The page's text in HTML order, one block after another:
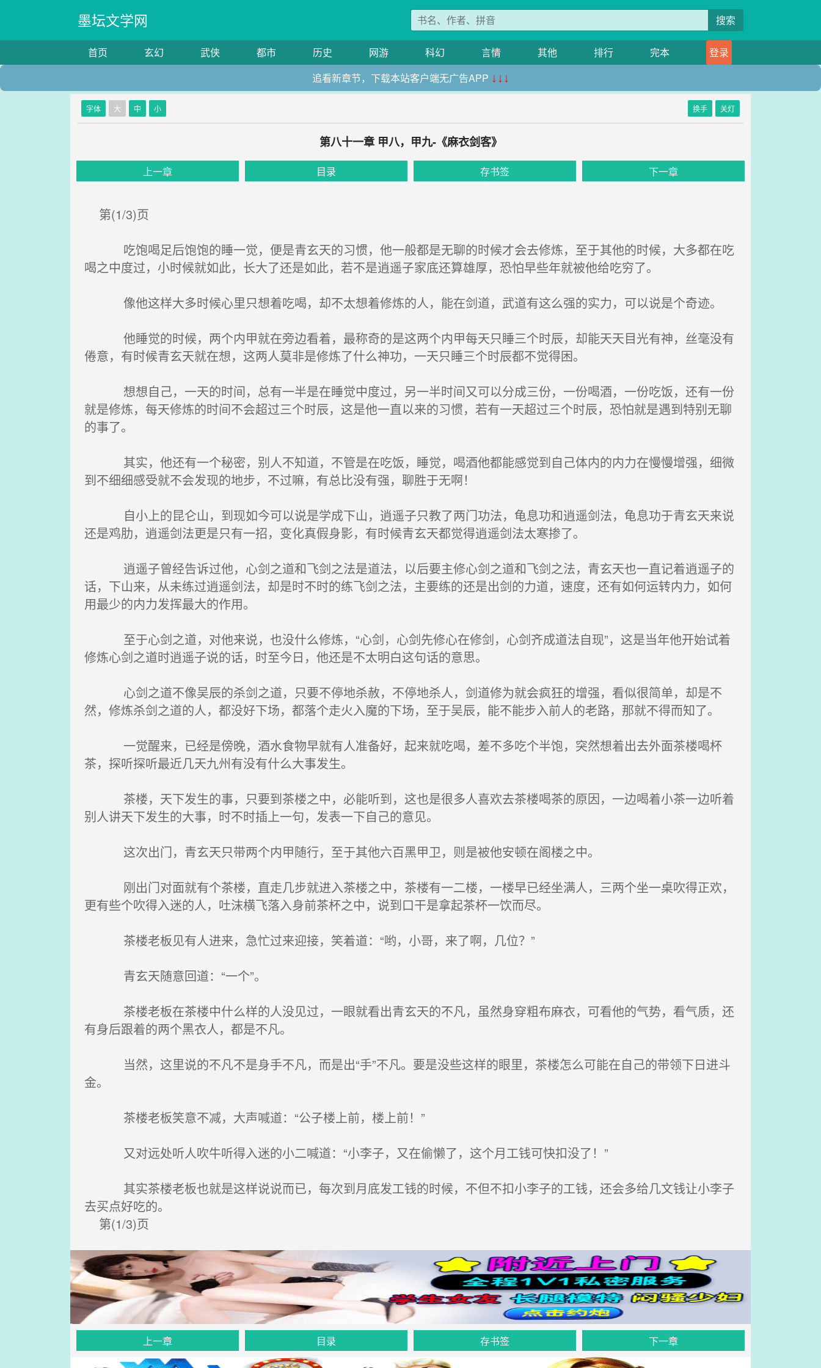
墨坛文学网 搜索
首页 玄幻 武侠 都市 历史 网游 科幻 言情 其他 排行 完本
登录
追看新章节，下载本站客户端无广告APP ↓↓↓
字体 大 中 小 换手 关灯
第八十一章 甲八，甲九-《麻衣剑客》
上一章 目录 存书签 下一章
第(1/3)页
吃饱喝足后饱饱的睡一觉，便是青玄天的习惯，他一般都是无聊的时候才会去修炼，至于其他的时候，大多都在吃
喝之中度过，小时候就如此，长大了还是如此，若不是逍遥子家底还算雄厚，恐怕早些年就被他给吃穷了。
像他这样大多时候心里只想着吃喝，却不太想着修炼的人，能在剑道，武道有这么强的实力，可以说是个奇迹。
他睡觉的时候，两个内甲就在旁边看着，最称奇的是这两个内甲每天只睡三个时辰，却能天天目光有神，丝毫没有
倦意，有时候青玄天就在想，这两人莫非是修炼了什么神功，一天只睡三个时辰都不觉得困。
想想自己，一天的时间，总有一半是在睡觉中度过，另一半时间又可以分成三份，一份喝酒，一份吃饭，还有一份
就是修炼，每天修炼的时间不会超过三个时辰，这是他一直以来的习惯，若有一天超过三个时辰，恐怕就是遇到特别无聊
的事了。
其实，他还有一个秘密，别人不知道，不管是在吃饭，睡觉，喝酒他都能感觉到自己体内的内力在慢慢增强，细微
到不细细感受就不会发现的地步，不过嘛，有总比没有强，聊胜于无啊！
自小上的昆仑山，到现如今可以说是学成下山，逍遥子只教了两门功法，龟息功和逍遥剑法，龟息功于青玄天来说
还是鸡肋，逍遥剑法更是只有一招，变化真假身影，有时候青玄天都觉得逍遥剑法太寒掺了。
逍遥子曾经告诉过他，心剑之道和飞剑之法是道法，以后要主修心剑之道和飞剑之法，青玄天也一直记着逍遥子的
话，下山来，从未练过逍遥剑法，却是时不时的练飞剑之法，主要练的还是出剑的力道，速度，还有如何运转内力，如何
用最少的内力发挥最大的作用。
至于心剑之道，对他来说，也没什么修炼，“心剑，心剑先修心在修剑，心剑齐成道法自现”，这是当年他开始试着
修炼心剑之道时逍遥子说的话，时至今日，他还是不太明白这句话的意思。
心剑之道不像吴辰的杀剑之道，只要不停地杀赦，不停地杀人，剑道修为就会疯狂的增强，看似很简单，却是不
然，修炼杀剑之道的人，都没好下场，都落个走火入魔的下场，至于吴辰，能不能步入前人的老路，那就不得而知了。
一觉醒来，已经是傍晚，酒水食物早就有人准备好，起来就吃喝，差不多吃个半饱，突然想着出去外面茶楼喝杯
茶，探听探听最近几天九州有没有什么大事发生。
茶楼，天下发生的事，只要到茶楼之中，必能听到，这也是很多人喜欢去茶楼喝茶的原因，一边喝着小茶一边听着
别人讲天下发生的大事，时不时插上一句，发表一下自己的意见。
这次出门，青玄天只带两个内甲随行，至于其他六百黑甲卫，则是被他安顿在阁楼之中。
刚出门对面就有个茶楼，直走几步就进入茶楼之中，茶楼有一二楼，一楼早已经坐满人，三两个坐一桌吹得正欢，
更有些个吹得入迷的人，吐沫横飞落入身前茶杯之中，说到口干是拿起茶杯一饮而尽。
茶楼老板见有人进来，急忙过来迎接，笑着道：“哟，小哥，来了啊，几位？”
青玄天随意回道：“一个”。
茶楼老板在茶楼中什么样的人没见过，一眼就看出青玄天的不凡，虽然身穿粗布麻衣，可看他的气势，看气质，还
有身后跟着的两个黑衣人，都是不凡。
当然，这里说的不凡不是身手不凡，而是出“手”不凡。要是没些这样的眼里，茶楼怎么可能在自己的带领下日进斗
金。
茶楼老板笑意不减，大声喊道：“公子楼上前，楼上前！”
又对远处听人吹牛听得入迷的小二喊道：“小李子，又在偷懒了，这个月工钱可快扣没了！”
其实茶楼老板也就是这样说说而已，每次到月底发工钱的时候，不但不扣小李子的工钱，还会多给几文钱让小李子
去买点好吃的。
第(1/3)页
上一章 目录 存书签 下一章